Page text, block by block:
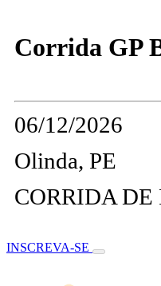
Corrida GP
06/12/2026
Olinda, PE
CORRIDA DE
INSCREVA-SE